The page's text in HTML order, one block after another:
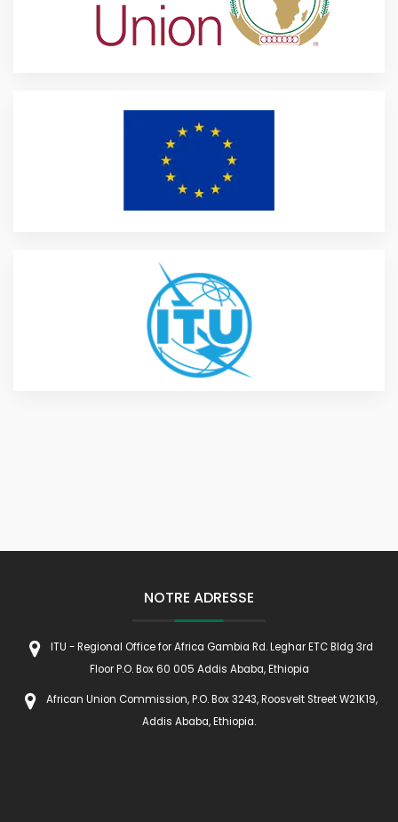
NOTRE ADRESSE
ITU - Regional Office for Africa Gambia Rd. Leghar ETC Bldg 3rd
Floor P.O. Box 60 005 Addis Ababa, Ethiopia
African Union Commission, P.O. Box 3243, Roosvelt Street W21K19,
Addis Ababa, Ethiopia.